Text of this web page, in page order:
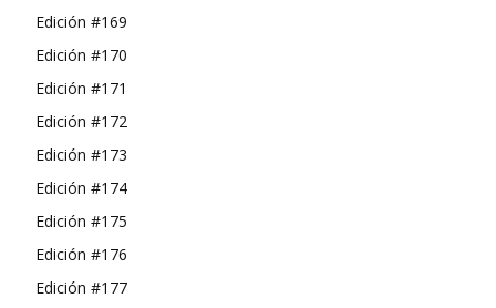
Edición #169
Edición #170
Edición #171
Edición #172
Edición #173
Edición #174
Edición #175
Edición #176
Edición #177